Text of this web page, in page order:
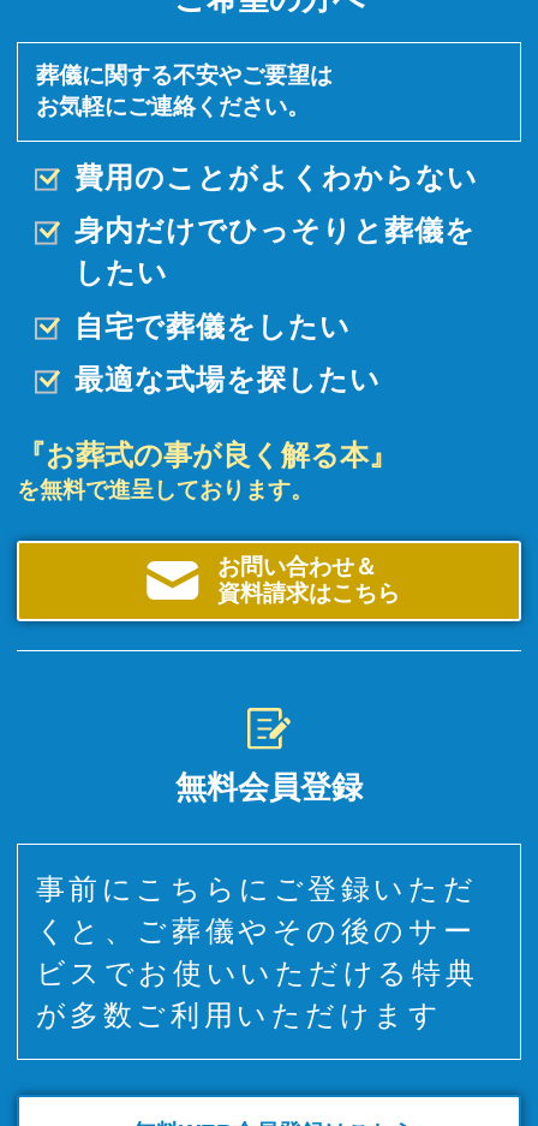
葬儀に関する不安やご要望は
お気軽にご連絡ください。
費用のことがよくわからない
身内だけでひっそりと 葬儀を
したい
自宅で葬儀をしたい
最適な式場を探したい
『お葬式の事が良く解る本』
を無料で進呈しております。
お問い合わせ＆
資料請求はこちら
無料会員登録
事前にこちらにご登録いただ
くと、ご葬儀やその後のサー
ビスでお使いいただける特典
が多数ご利用いただけます